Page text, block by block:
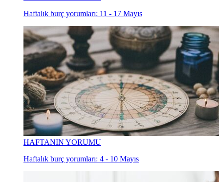
Haftalık burç yorumları: 11 - 17 Mayıs
HAFTANIN YORUMU
Haftalık burç yorumları: 4 - 10 Mayıs